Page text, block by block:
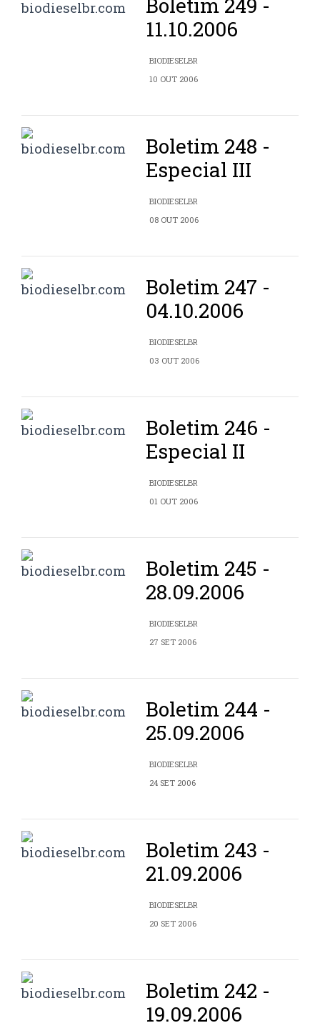
Boletim 249 -
11.10.2006
BIODIESELBR
10 OUT 2006
Boletim 248 -
Especial III
BIODIESELBR
08 OUT 2006
Boletim 247 -
04.10.2006
BIODIESELBR
03 OUT 2006
Boletim 246 -
Especial II
BIODIESELBR
01 OUT 2006
Boletim 245 -
28.09.2006
BIODIESELBR
27 SET 2006
Boletim 244 -
25.09.2006
BIODIESELBR
24 SET 2006
Boletim 243 -
21.09.2006
BIODIESELBR
20 SET 2006
Boletim 242 -
19.09.2006